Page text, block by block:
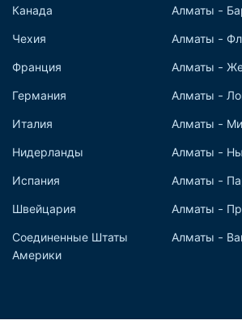
Канада
Чехия
Франция
Германия
Италия
Нидерланды
Испания
Швейцария
Соединенные Штаты
Америки
Алматы -
Алматы -
Алматы -
Алматы -
Алматы -
Алматы -
Алматы -
Алматы -
Алматы -